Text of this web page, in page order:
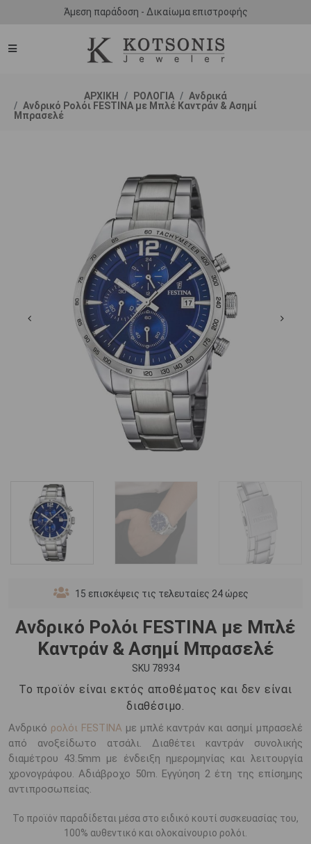
Άμεση παράδοση - Δικαίωμα επιστροφής
ΑΡΧΙΚΗ ΡΟΛΟΓΙΑ
Ανδρικά
Ανδρικό Ρολόι FESTINA με Μπλέ Καντράν & Ασημί
Μπρασελέ
15 επισκέψεις τις τελευταίες 24 ώρες
Ανδρικό Ρολόι FESTINA με Μπλέ
Καντράν & Ασημί Μπρασελέ
SKU 78934
Το προϊόν είναι εκτός αποθέματος και δεν είναι
διαθέσιμο.
Ανδρικό ρολόι FESTINA με μπλέ καντράν και ασημί μπρασελέ
από ανοξείδωτο ατσάλι. Διαθέτει καντράν συνολικής
διαμέτρου 43.5mm με ένδειξη ημερομηνίας και λειτουργία
χρονογράφου. Αδιάβροχο 50m. Εγγύηση 2 έτη της επίσημης
αντιπροσωπείας.
Το προϊόν παραδίδεται μέσα στο ειδικό κουτί συσκευασίας του,
100% αυθεντικό και ολοκαίνουριο ρολόι.